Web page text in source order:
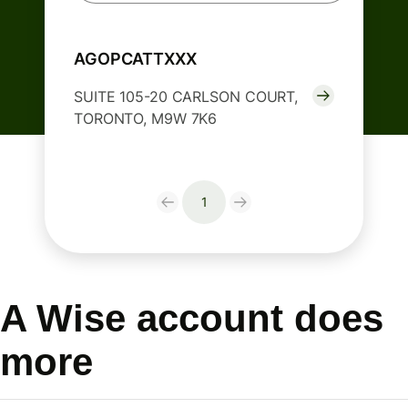
AGOPCATTXXX
SUITE 105-20 CARLSON COURT,
TORONTO, M9W 7K6
1
A Wise account does
more